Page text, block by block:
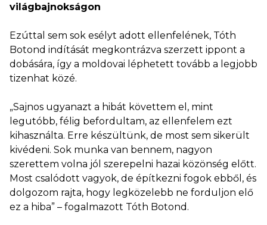
világbajnokságon
Ezúttal sem sok esélyt adott ellenfelének, Tóth
Botond indítását megkontrázva szerzett ippont a
dobására, így a moldovai léphetett tovább a legjobb
tizenhat közé.
„Sajnos ugyanazt a hibát követtem el, mint
legutóbb, félig befordultam, az ellenfelem ezt
kihasználta. Erre készültünk, de most sem sikerült
kivédeni. Sok munka van bennem, nagyon
szerettem volna jól szerepelni hazai közönség előtt.
Most csalódott vagyok, de építkezni fogok ebből, és
dolgozom rajta, hogy legközelebb ne forduljon elő
ez a hiba” – fogalmazott Tóth Botond.